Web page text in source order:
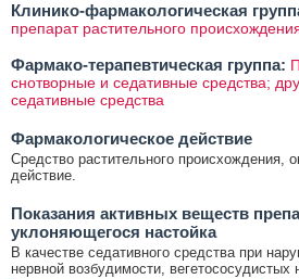
Клинико-фармакологическая
препарат растительного
Фармако-терапевтическая группа:
снотворные и седативные средства;
седативные средства
Фармакологическое действие
Средство растительного происхождения,
действие.
Показания активных веществ
уклоняющегося настойка
В качестве седативного средства при
нервной возбудимости, вегетососудистых